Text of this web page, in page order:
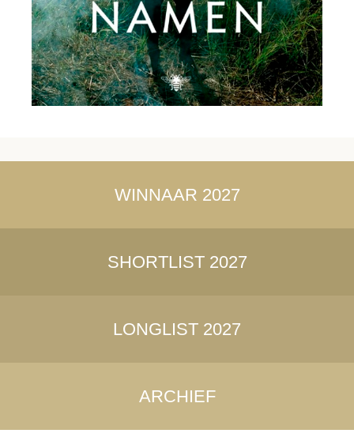
WINNAAR 2027
SHORTLIST 2027
LONGLIST 2027
ARCHIEF